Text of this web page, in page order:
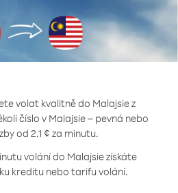
volat kvalitně do Malajsie z
číslo v Malajsie – pevná nebo
od 2.1 ¢ za minutu.
volání do Malajsie získáte
kreditu nebo tarifu volání.